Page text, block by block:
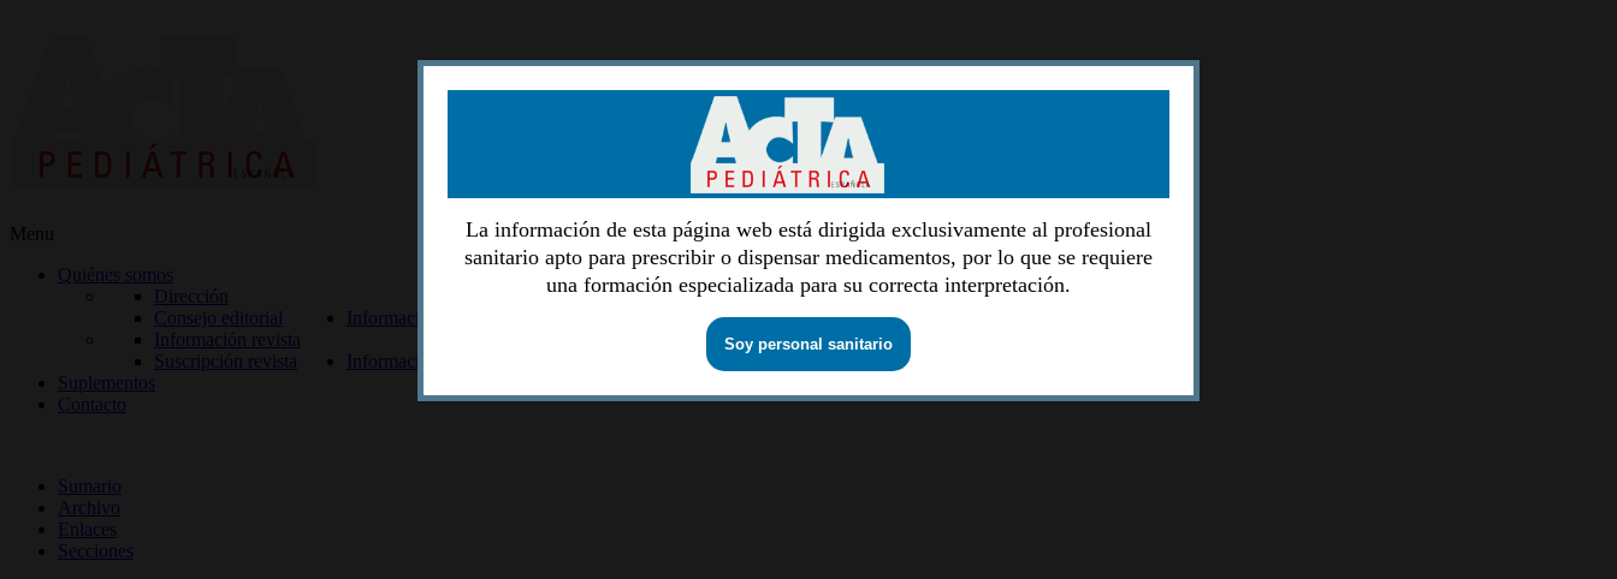
Menu
Quiénes somos
Dirección
Consejo editorial
Información lectores
Información revista
Suscripción revista
Información autores
Suplementos
Contacto
Sumario
Archivo
Enlaces
Secciones
La información de esta página web está dirigida exclusivamente al profesional
sanitario apto para prescribir o dispensar medicamentos, por lo que se requiere
una formación especializada para su correcta interpretación.
Soy personal sanitario